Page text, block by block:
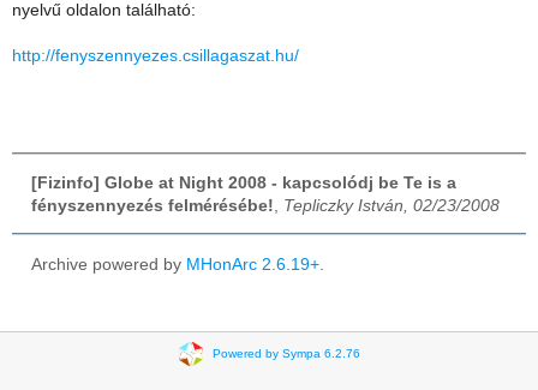
nyelvű oldalon található:
http://fenyszennyezes.csillagaszat.hu/
[Fizinfo] Globe at Night 2008 - kapcsolódj be Te is a
fényszennyezés felmérésébe!
Tepliczky István, 02/23/2008
Archive powered by MHonArc 2.6.19+
Powered by Sympa 6.2.76